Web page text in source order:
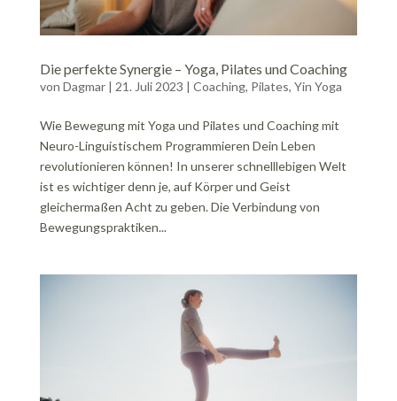
Die perfekte Synergie – Yoga, Pilates und Coaching
von Dagmar| 21. Juli 2023 | Coaching, Pilates, Yin Yoga
Wie Bewegung mit Yoga und Pilates und Coaching mit
Neuro-Linguistischem Programmieren Dein Leben
revolutionieren können! In unserer schnelllebigen Welt
ist es wichtiger denn je, auf Körper und Geist
gleichermaßen Acht zu geben. Die Verbindung von
Bewegungspraktiken...